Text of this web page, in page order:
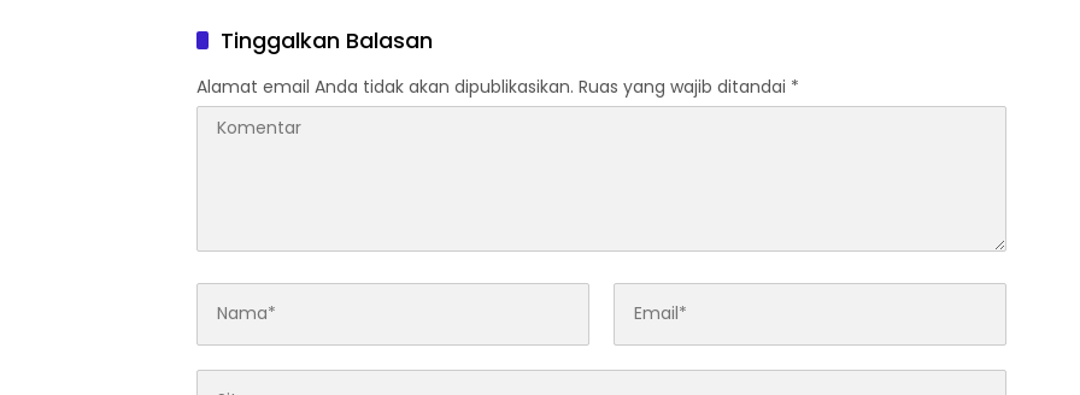
Tinggalkan Balasan
Alamat email Anda tidak akan dipublikasikan. Ruas yang wajib ditandai *